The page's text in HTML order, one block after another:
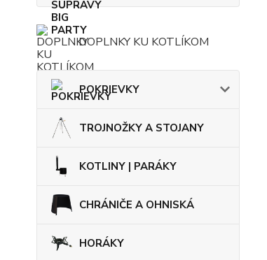
DOPLNKY KU KOTLÍKOM
POKRIEVKY
TROJNOŽKY A STOJANY
KOTLINY | PARÁKY
CHRÁNIČE A OHNISKÁ
HORÁKY